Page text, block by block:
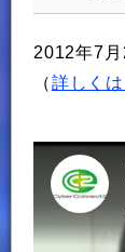
2012年7
（詳しく